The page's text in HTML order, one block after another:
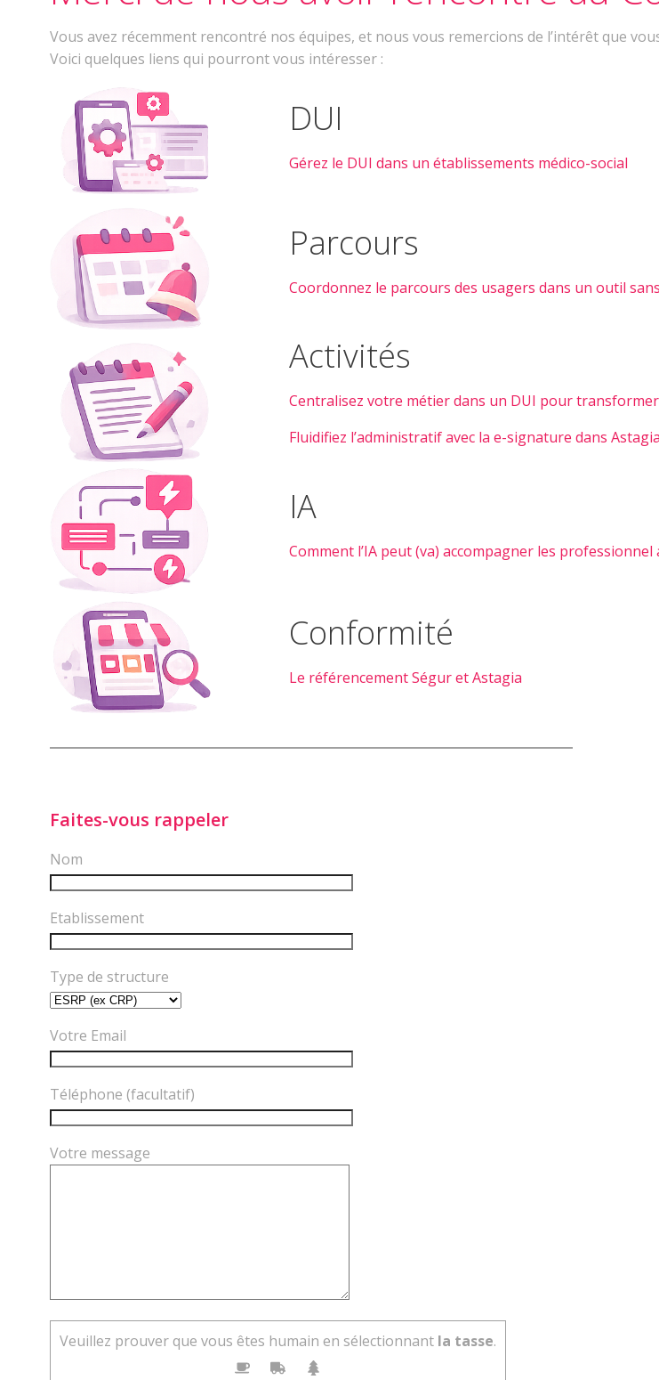
Vous avez récemment rencontré nos équipes, et nous vous remercions de l’intérêt que
Voici quelques liens qui pourront vous intéresser :
DUI
Gérez le DUI dans un établissements médico-social
Parcours
Coordonnez le parcours des usagers dans un outil
Activités
Centralisez votre métier dans un DUI pour
Fluidifiez l’administratif avec la e-signature dans Astagia
IA
Comment l’IA peut (va) accompagner les
Conformité
Le référencement Ségur et Astagia
Faites-vous rappeler
Nom
Etablissement
Type de structure
Votre Email
Téléphone (facultatif)
Votre message
Veuillez prouver que vous êtes humain en sélectionnant la tasse.